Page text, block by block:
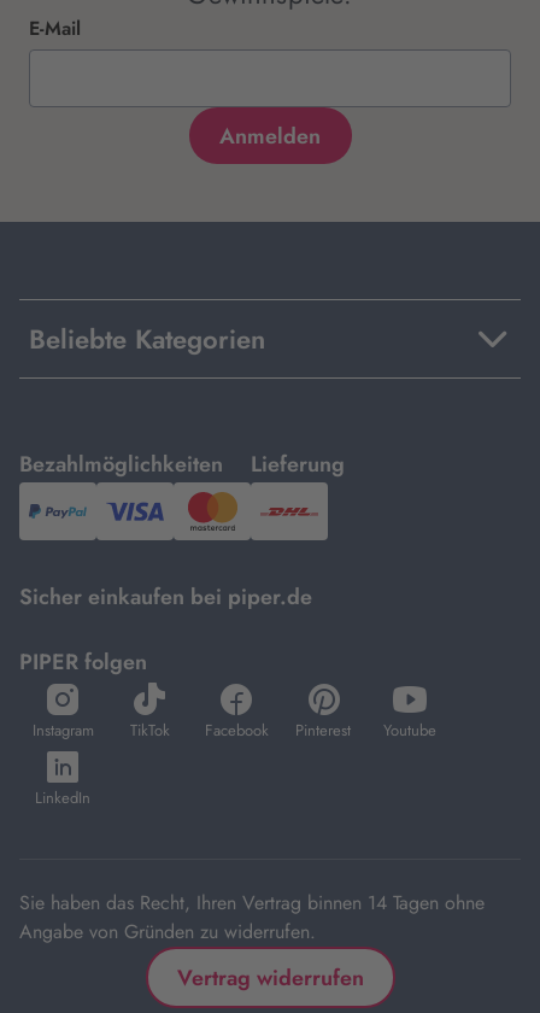
E-Mail
Beliebte Kategorien
Bezahlmöglichkeiten
mit
PayPal,Visa
und
Lieferung
mit
DHL.
Sicher einkaufen bei piper.de
PIPER folgen
Instagram
öffnet
in
neuem
Tab
TikTok
öffnet
in
Facebook
öffnet
in
Pinterest
öffnet
in
Youtube
öffnet
in
LinkedIn
öffnet
in
Sie haben das Recht, Ihren Vertrag binnen 14 Tagen ohne
Angabe von Gründen zu widerrufen.
Vertrag widerrufen